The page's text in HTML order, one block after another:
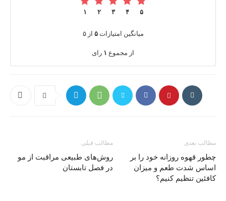
۵ ۴ ۳ ۲ ۱
میانگین امتیازات۵ از ۵
از مجموع ۱ رای
مطالب قبلی
روش‌های طبیعی مراقبت از مو
در فصل تابستان
مطالب بعدی
چطور قهوه روزانه خود را بر
اساس شدت طعم و میزان
کافئین تنظیم کنیم؟